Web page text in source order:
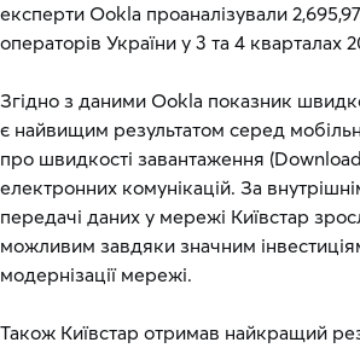
експерти Ookla проаналізували
операторів України у 3 та 4 кварталах
Згідно з даними Ookla показник
є найвищим результатом серед
про швидкості завантаження
електронних комунікацій. За
передачі даних у мережі Київстар
можливим завдяки значним
модернізації мережі.
Також Київстар отримав найкращий